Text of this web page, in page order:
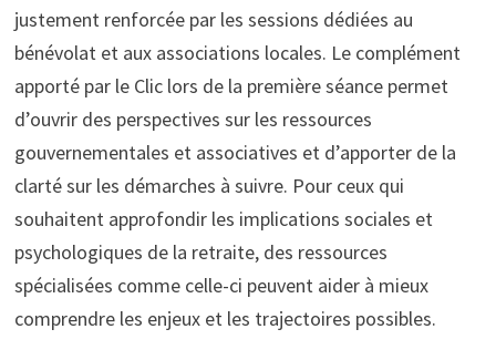
justement renforcée par les sessions dédiées au
bénévolat et aux associations locales. Le complément
apporté par le Clic lors de la première séance permet
d’ouvrir des perspectives sur les ressources
gouvernementales et associatives et d’apporter de la
clarté sur les démarches à suivre. Pour ceux qui
souhaitent approfondir les implications sociales et
psychologiques de la retraite, des ressources
spécialisées comme celle-ci peuvent aider à mieux
comprendre les enjeux et les trajectoires possibles.